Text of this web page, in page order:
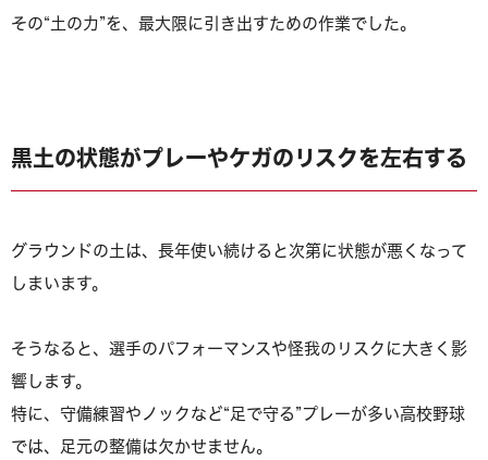
その“土の力”を、最大限に引き出すための作業でした。
黒土の状態がプレーやケガのリスクを左右する
グラウンドの土は、長年使い続けると次第に状態が悪くなって
しまいます。
そうなると、選手のパフォーマンスや怪我のリスクに大きく影
響します。
特に、守備練習やノックなど“足で守る”プレーが多い高校野球
では、足元の整備は欠かせません。